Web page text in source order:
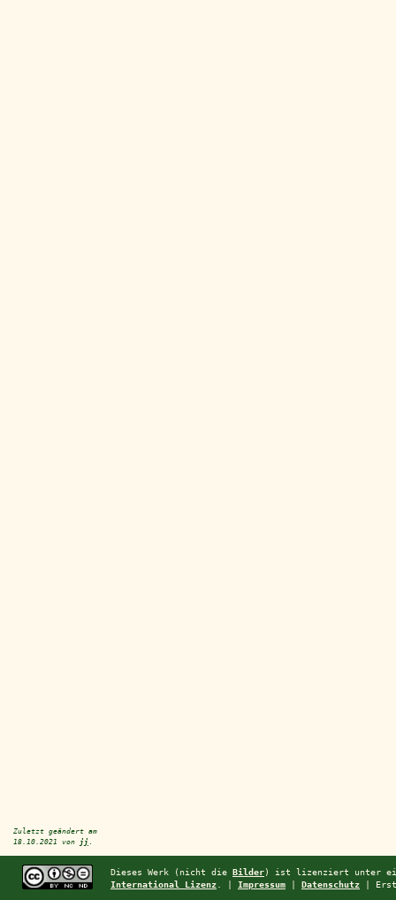
Dieses Werk (nicht die Bilder) ist lizenziert unter
International Lizenz
Impressum Datenschutz |
Zuletzt geändert am
18.10.2021 von jj .